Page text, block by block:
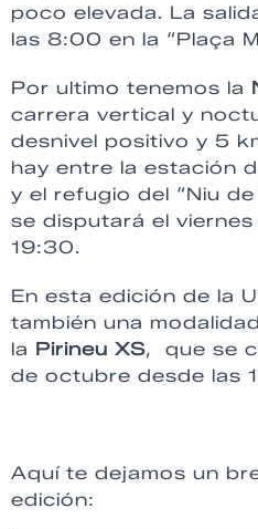
poco elevada. La
las 8:00 en la “Plaça
Por ultimo tenemos la
carrera vertical y
desnivel positivo y 5
hay entre la estación
y el refugio del “Niu de
se disputará el
19:30.
En esta edición de la
también una
la Pirineu XS, que se
de octubre desde las
Aquí te dejamos un
edición: